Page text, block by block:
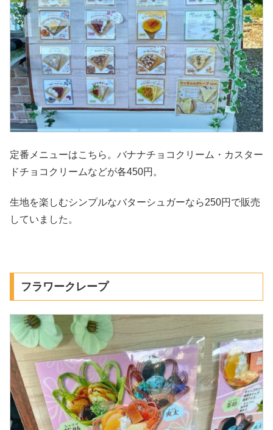
定番メニューはこちら。バナナチョコクリーム・カスター
ドチョコクリームなどが各450円。
生地を楽しむシンプルなバターシュガーなら250円で販売
していました。
フラワークレープ